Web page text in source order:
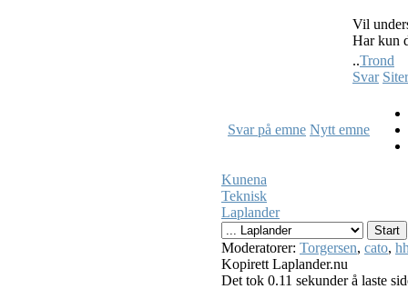
Vil
Har kun
..Trond
Svar Siter
Svar på emne Nytt emne
Kunena
Teknisk
Laplander
Moderatorer: Torgersen, cato,
Kopirett Laplander.nu
Det tok 0.11 sekunder å laste